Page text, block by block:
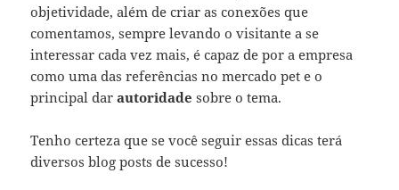
objetividade, além de criar as conexões que
comentamos, sempre levando o visitante a se
interessar cada vez mais, é capaz de por a empresa
como uma das referências no mercado pet e o
principal darautoridade sobre o tema.
Tenho certeza que se você seguir essas dicas terá
diversos blog posts de sucesso!